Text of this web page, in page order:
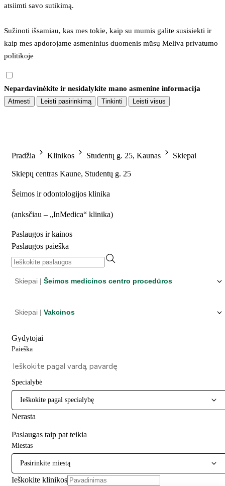
atsiimti savo sutikimą.
Sužinoti išsamiau, kas mes tokie, kaip su mumis galite susisiekti ir
kaip mes apdorojame asmeninius duomenis mūsų Meliva privatumo
politikoje
Nepardavinėkite ir nesidalykite mano asmenine informacija
Atmesti Leisti pasirinkimą Tinkinti Leisti visus
Pradžia Klinikos Studentų g. 25, Kaunas Skiepai
Skiepų centras Kaune, Studentų g. 25
Šeimos ir odontologijos klinika
(anksčiau – „InMedica“ klinika)
Paslaugos ir kainos
Paslaugos paieška
Skiepai | Šeimos medicinos centro procedūros
Skiepai | Vakcinos
Gydytojai
Paieška
Specialybė
Ieškokite pagal specialybę
Nerasta
Paslaugas taip pat teikia
Miestas
Pasirinkite miestą
Ieškokite klinikos